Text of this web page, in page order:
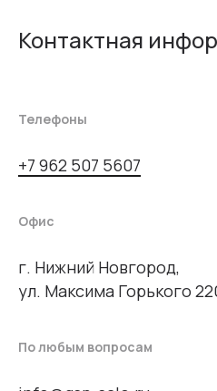
Контактная
Телефоны
+7 962 507 5607
Офис
г. Нижний Новгород,
ул. Максима Горького
По любым вопросам